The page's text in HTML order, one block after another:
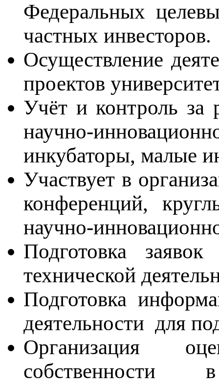
Федеральных
частных инвесторов.
Осуществление
проектов
Учёт и контроль за
научно-
инкубаторы, малые
Участвует в
конференций,
научно-
Подготовка
технической
Подготовка
деятельности для
Организация
собственности в